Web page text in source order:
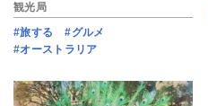
観光局
#旅する
#グルメ
#オーストラリア